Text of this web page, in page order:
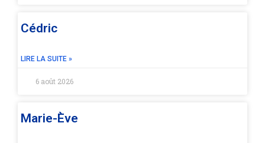
Cédric
LIRE LA SUITE »
6 août 2026
Marie-Ève